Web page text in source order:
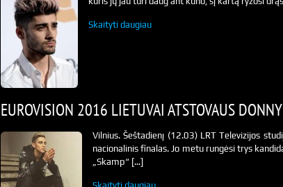
Skaityti daugiau
EUROVISION 2016 LIETUVAI ATSTOVAUS
Vilnius. Šeštadienį (12.03) LRT Televizijos
nacionalinis finalas. Jo metu rungėsi trys
„Skamp“ […]